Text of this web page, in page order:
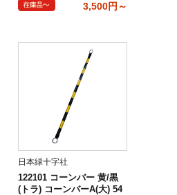
3,500円～
日本緑十字社
122101 コーンバー 黄/黒
(トラ) コーンバーA(大) 54